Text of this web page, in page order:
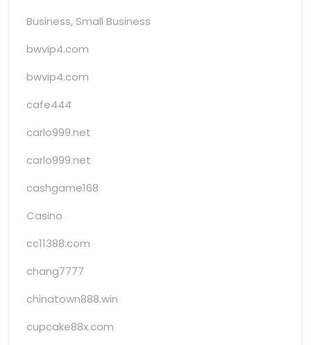
Business, Small Business
bwvip4.com
bwvip4.com
cafe444
carlo999.net
carlo999.net
cashgame168
Casino
cc11388.com
chang7777
chinatown888.win
cupcake88x.com